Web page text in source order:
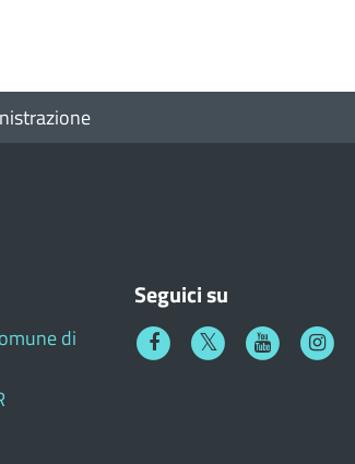
di
Seguici su
FacebookTwitter Youtube